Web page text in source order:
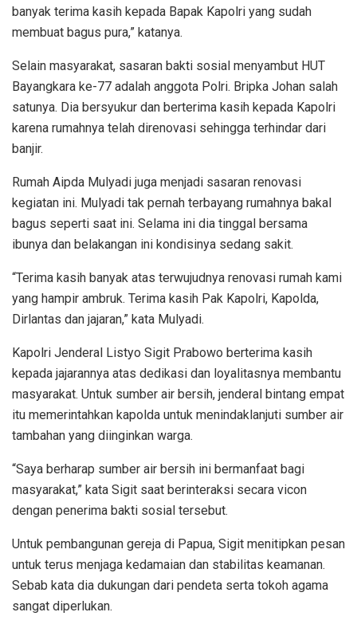
banyak terima kasih kepada Bapak Kapolri yang sudah
membuat bagus pura,” katanya.
Selain masyarakat, sasaran bakti sosial menyambut HUT
Bayangkara ke-77 adalah anggota Polri. Bripka Johan salah
satunya. Dia bersyukur dan berterima kasih kepada Kapolri
karena rumahnya telah direnovasi sehingga terhindar dari
banjir.
Rumah Aipda Mulyadi juga menjadi sasaran renovasi
kegiatan ini. Mulyadi tak pernah terbayang rumahnya bakal
bagus seperti saat ini. Selama ini dia tinggal bersama
ibunya dan belakangan ini kondisinya sedang sakit.
“Terima kasih banyak atas terwujudnya renovasi rumah kami
yang hampir ambruk. Terima kasih Pak Kapolri, Kapolda,
Dirlantas dan jajaran,” kata Mulyadi.
Kapolri Jenderal Listyo Sigit Prabowo berterima kasih
kepada jajarannya atas dedikasi dan loyalitasnya membantu
masyarakat. Untuk sumber air bersih, jenderal bintang empat
itu memerintahkan kapolda untuk menindaklanjuti sumber air
tambahan yang diinginkan warga.
“Saya berharap sumber air bersih ini bermanfaat bagi
masyarakat,” kata Sigit saat berinteraksi secara vicon
dengan penerima bakti sosial tersebut.
Untuk pembangunan gereja di Papua, Sigit menitipkan pesan
untuk terus menjaga kedamaian dan stabilitas keamanan.
Sebab kata dia dukungan dari pendeta serta tokoh agama
sangat diperlukan.